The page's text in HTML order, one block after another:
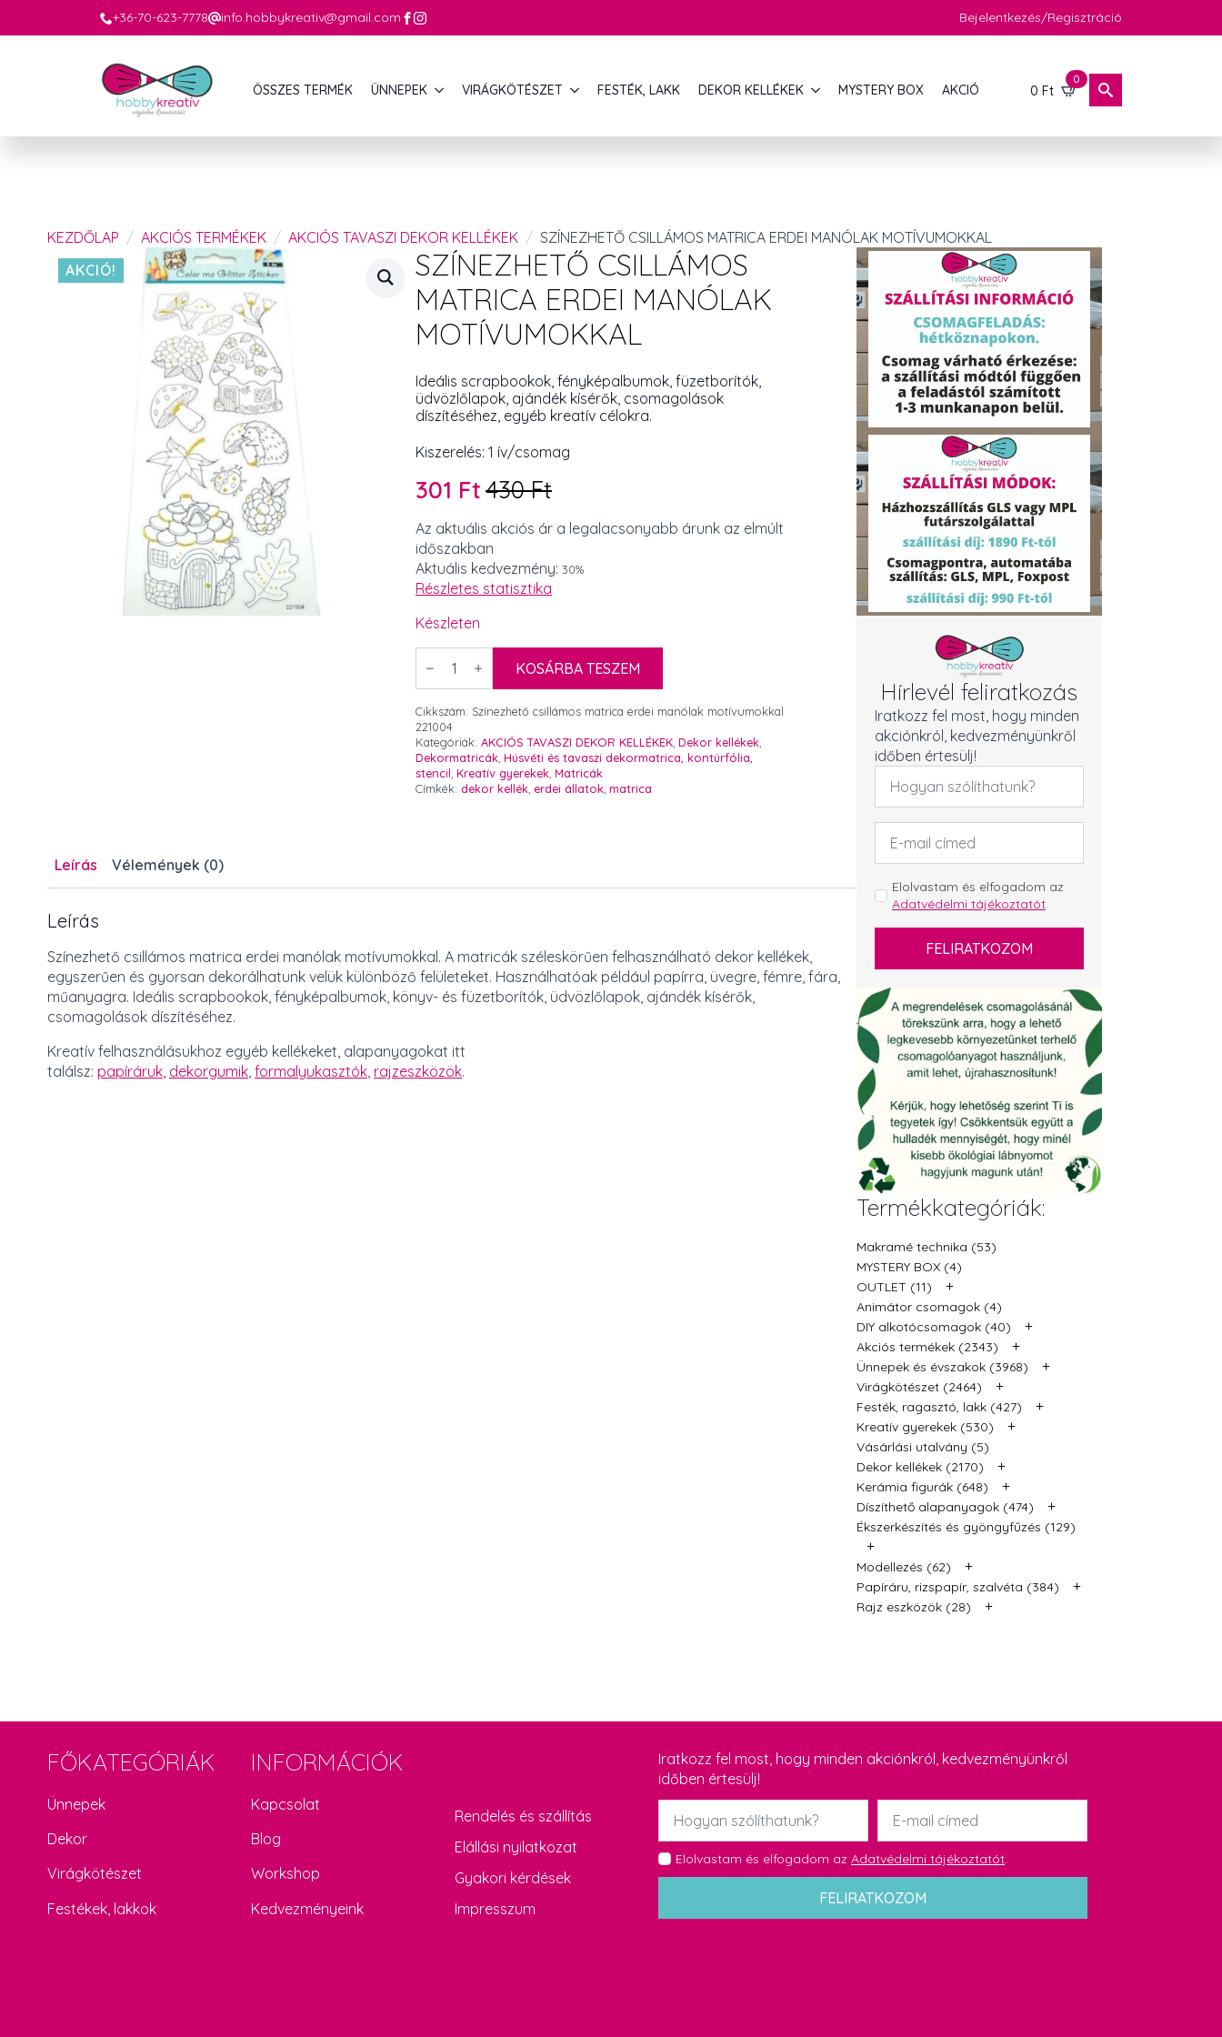
+36-70-623-7778 info.hobbykreativ@gmail.com Bejelentkezés/Regisztráció
ÖSSZES TERMÉK ÜNNEPEK VIRÁGKÖTÉSZET FESTÉK, LAKK DEKOR KELLÉKEK MYSTERY BOX AKCIÓ 0 Ft
0
KEZDŐLAP AKCIÓS TERMÉKEK AKCIÓS TAVASZI DEKOR KELLÉKEK
SZÍNEZHETŐ CSILLÁMOS MATRICA ERDEI MANÓLAK MOTÍVUMOKKAL
AKCIÓ!
SZÍNEZHETŐ CSILLÁMOS
MATRICA ERDEI MANÓLAK
MOTÍVUMOKKAL
Ideális scrapbookok, fényképalbumok, füzetborítók,
üdvözlőlapok, ajándék kísérők, csomagolások
díszítéséhez, egyéb kreatív célokra.
Kiszerelés: 1 ív/csomag
430Ft
Original
price
was:
430 Ft.
301 Ft
Current
price
is:
301 Ft.
Az aktuális akciós ár a legalacsonyabb árunk az elmúlt
időszakban
Aktuális kedvezmény: 30%
Részletes statisztika
Készleten
Színezhető
csillámos
manólak
motívumokkal
mennyiség
KOSÁRBA TESZEM
Cikkszám: Színezhető csillámos matrica erdei manólak motívumokkal
221004
Kategóriák: AKCIÓS TAVASZI DEKOR KELLÉKEK, Dekor kellékek,
Dekormatricák, Húsvéti és tavaszi dekormatrica, kontúrfólia,
stencil, Kreatív gyerekek, Matricák
Címkék: dekor kellék, erdei állatok, matrica
Leírás Vélemények (0)
Leírás
Színezhető csillámos matrica erdei manólak motívumokkal. A matricák széleskörűen felhasználható dekor kellékek,
egyszerűen és gyorsan dekorálhatunk velük különböző felületeket. Használhatóak például papírra, üvegre, fémre, fára,
műanyagra. Ideális scrapbookok, fényképalbumok, könyv- és füzetborítók, üdvözlőlapok, ajándék kísérők,
csomagolások díszítéséhez.
Kreatív felhasználásukhoz egyéb kellékeket, alapanyagokat itt
találsz: papíráruk, dekorgumik, formalyukasztók, rajzeszközök.
Hírlevél feliratkozás
Iratkozz fel most, hogy minden
akciónkról, kedvezményünkről
időben értesülj!
Név
Email
cím
GDPR
*
Elolvastam és elfogadom az
Adatvédelmi tájékoztatót.
FELIRATKOZOM
Termékkategóriák:
Makramé technika (53)
MYSTERY BOX (4)
OUTLET (11)
+
Animátor csomagok (4)
DIY alkotócsomagok (40)
+
Akciós termékek (2343) +
Ünnepek és évszakok (3968) +
Virágkötészet (2464) +
Festék, ragasztó, lakk (427) +
Kreatív gyerekek (530) +
Vásárlási utalvány (5)
Dekor kellékek (2170)
+
Kerámia figurák (648) +
Díszíthető alapanyagok (474) +
Ékszerkészítés és gyöngyfűzés (129)
+
Modellezés (62) +
Papíráru, rizspapír, szalvéta (384) +
Rajz eszközök (28) +
FŐKATEGÓRIÁK
Ünnepek
Dekor
Virágkötészet
Festékek, lakkok
INFORMÁCIÓK
Kapcsolat
Blog
Workshop
Kedvezményeink
Rendelés és szállítás
Elállási nyilatkozat
Gyakori kérdések
Impresszum
Iratkozz fel most, hogy minden akciónkról, kedvezményünkről
időben értesülj!
Név
Email
GDPR
*
Elolvastam és elfogadom az Adatvédelmi tájékoztatót
FELIRATKOZOM